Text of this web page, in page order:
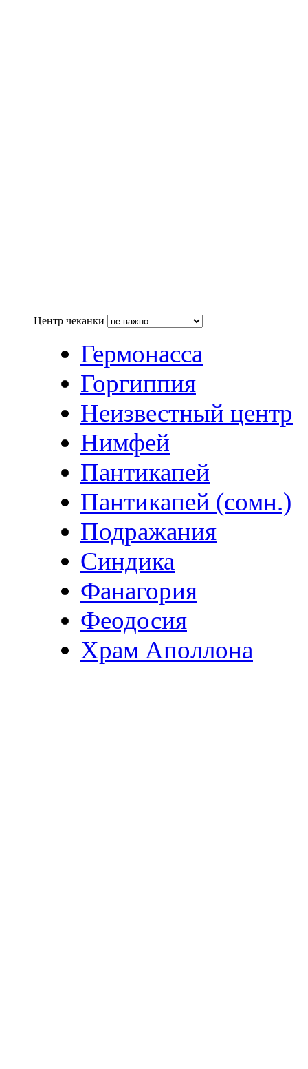
Центр чеканки
Гермонасса
Горгиппия
Неизвестный центр
Нимфей
Пантикапей
Пантикапей (сомн.)
Подражания
Синдика
Фанагория
Феодосия
Храм Аполлона